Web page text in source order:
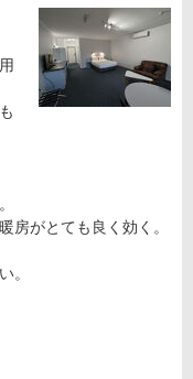
房がとても良く効く。
。